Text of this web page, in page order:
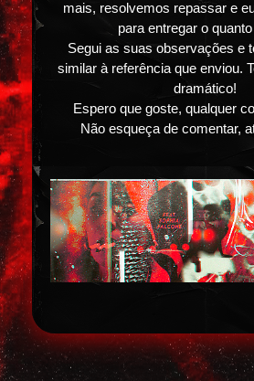
mais, resolvemos repassar e
para entregar o
Segui as suas observações e
similar à referência que enviou.
dramático!
Espero que goste, qualquer
Não esqueça de comentar,